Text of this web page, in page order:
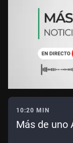
10:20 MIN
Más de uno